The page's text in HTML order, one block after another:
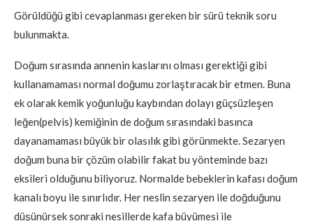
Görüldüğü gibi cevaplanması gereken bir sürü teknik soru
bulunmakta.
Doğum sırasında annenin kaslarını olması gerektiği gibi
kullanamaması normal doğumu zorlaştıracak bir etmen. Buna
ek olarak kemik yoğunluğu kaybından dolayı güçsüzleşen
leğen(pelvis) kemiğinin de doğum sırasındaki basınca
dayanamaması büyük bir olasılık gibi görünmekte. Sezaryen
doğum buna bir çözüm olabilir fakat bu yönteminde bazı
eksileri olduğunu biliyoruz. Normalde bebeklerin kafası doğum
kanalı boyu ile sınırlıdır. Her neslin sezaryen ile doğduğunu
düşünürsek sonraki nesillerde kafa büyümesi ile